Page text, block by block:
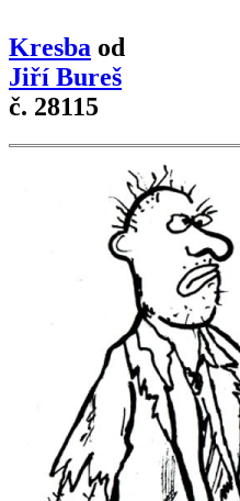
Kresba od
Jiří Bureš
č. 28115